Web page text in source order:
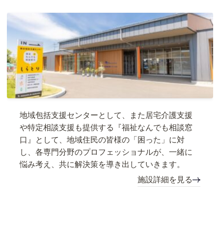
地域包括支援センターとして、また居宅介護支援
や特定相談支援も提供する『福祉なんでも相談窓
口』として、地域住民の皆様の「困った」に対
し、各専門分野のプロフェッショナルが、一緒に
悩み考え、共に解決策を導き出していきます。
施設詳細を見る